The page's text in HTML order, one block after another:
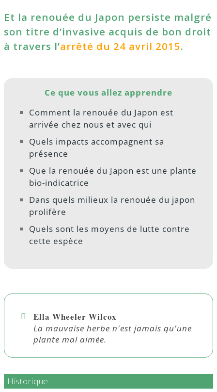
Et la renouée du Japon persiste malgré
son titre d’invasive acquis de bon droit
à travers l’arrêté du 24 avril 2015.
Ce que vous allez apprendre
Comment la renouée du Japon est
arrivée chez nous et avec qui
Quels impacts accompagnent sa
présence
Que la renouée du Japon est une plante
bio-indicatrice
Dans quels milieux la renouée du japon
prolifère
Quels sont les moyens de lutte contre
cette espèce
Ella Wheeler Wilcox
La mauvaise herbe n'est jamais qu'une
plante mal aimée.
Historique